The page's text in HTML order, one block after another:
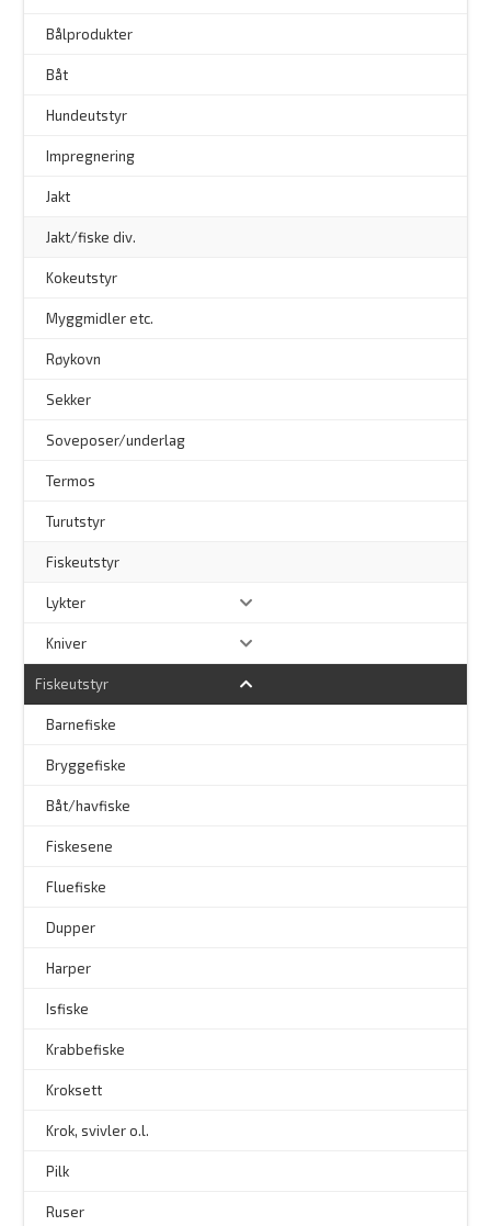
Bålprodukter
Båt
Hundeutstyr
Impregnering
Jakt
Jakt/fiske div.
Kokeutstyr
Myggmidler etc.
Røykovn
Sekker
Soveposer/underlag
Termos
Turutstyr
Fiskeutstyr
Lykter
Kniver
Fiskeutstyr
Barnefiske
Bryggefiske
Båt/havfiske
Fiskesene
Fluefiske
Dupper
Harper
Isfiske
Krabbefiske
Kroksett
Krok, svivler o.l.
Pilk
Ruser